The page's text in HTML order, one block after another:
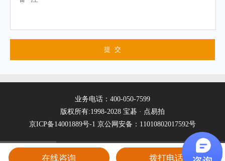
业务电话：400-050-7599
版权所有:1998-2028 宝碁 · 点易拍
京ICP备14001889号-1 京公网安备：11010802017592号
在线咨询 拨打电话